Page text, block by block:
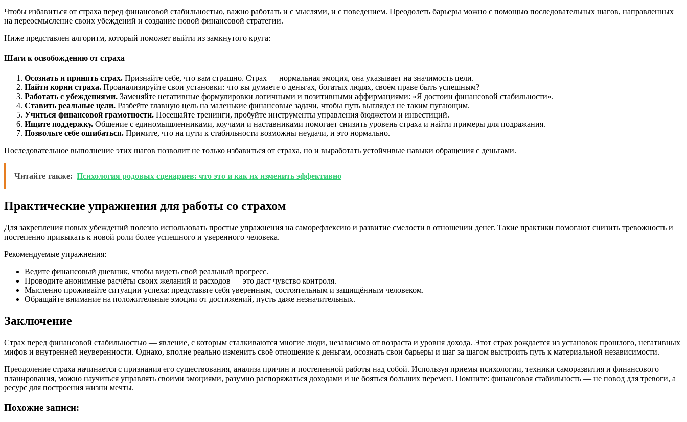
Чтобы избавиться от страха перед финансовой стабильностью, важно работать и с мыслями, и с поведением. Преодолеть барьеры можно с помощью последовательных шагов, направленных
на переосмысление своих убеждений и создание новой финансовой стратегии.
Ниже представлен алгоритм, который поможет выйти из замкнутого круга:
Шаги к освобождению от страха
Осознать и принять страх. Признайте себе, что вам страшно. Страх — нормальная эмоция, она указывает на значимость цели.
Найти корни страха. Проанализируйте свои установки: что вы думаете о деньгах, богатых людях, своём праве быть успешным?
Работать с убеждениями. Заменяйте негативные формулировки логичными и позитивными аффирмациями: «Я достоин финансовой стабильности».
Ставить реальные цели. Разбейте главную цель на маленькие финансовые задачи, чтобы путь выглядел не таким пугающим.
Учиться финансовой грамотности. Посещайте тренинги, пробуйте инструменты управления бюджетом и инвестиций.
Ищите поддержку. Общение с единомышленниками, коучами и наставниками помогает снизить уровень страха и найти примеры для подражания.
Позвольте себе ошибаться. Примите, что на пути к стабильности возможны неудачи, и это нормально.
Последовательное выполнение этих шагов позволит не только избавиться от страха, но и выработать устойчивые навыки обращения с деньгами.
Читайте также: Психология родовых сценариев: что это и как их изменить эффективно
Практические упражнения для работы со страхом
Для закрепления новых убеждений полезно использовать простые упражнения на саморефлексию и развитие смелости в отношении денег. Такие практики помогают снизить тревожность и
постепенно привыкать к новой роли более успешного и уверенного человека.
Рекомендуемые упражнения:
Ведите финансовый дневник, чтобы видеть свой реальный прогресс.
Проводите анонимные расчёты своих желаний и расходов — это даст чувство контроля.
Мысленно проживайте ситуации успеха: представьте себя уверенным, состоятельным и защищённым человеком.
Обращайте внимание на положительные эмоции от достижений, пусть даже незначительных.
Заключение
Страх перед финансовой стабильностью — явление, с которым сталкиваются многие люди, независимо от возраста и уровня дохода. Этот страх рождается из установок прошлого, негативных
мифов и внутренней неуверенности. Однако, вполне реально изменить своё отношение к деньгам, осознать свои барьеры и шаг за шагом выстроить путь к материальной независимости.
Преодоление страха начинается с признания его существования, анализа причин и постепенной работы над собой. Используя приемы психологии, техники саморазвития и финансового
планирования, можно научиться управлять своими эмоциями, разумно распоряжаться доходами и не бояться больших перемен. Помните: финансовая стабильность — не повод для тревоги, а
ресурс для построения жизни мечты.
Похожие записи: